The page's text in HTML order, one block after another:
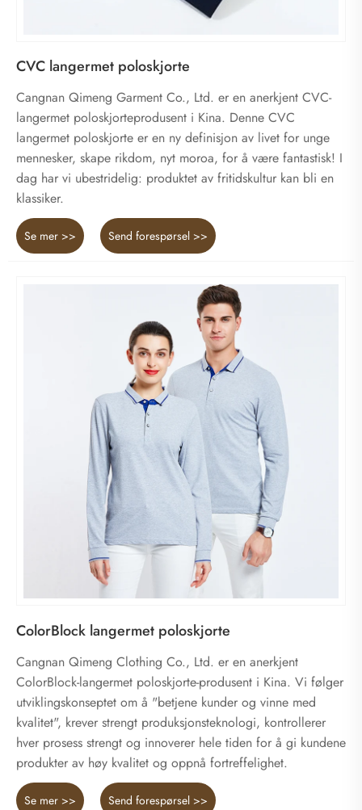
CVC langermet poloskjorte
Cangnan Qimeng Garment Co., Ltd. er en anerkjent CVC-
langermet poloskjorteprodusent i Kina. Denne CVC
langermet poloskjorte er en ny definisjon av livet for unge
mennesker, skape rikdom, nyt moroa, for å være fantastisk! I
dag har vi ubestridelig: produktet av fritidskultur kan bli en
klassiker.
Se mer >> Send forespørsel >>
ColorBlock langermet poloskjorte
Cangnan Qimeng Clothing Co., Ltd. er en anerkjent
ColorBlock-langermet poloskjorte-produsent i Kina. Vi følger
utviklingskonseptet om å "betjene kunder og vinne med
kvalitet", krever strengt produksjonsteknologi, kontrollerer
hver prosess strengt og innoverer hele tiden for å gi kundene
produkter av høy kvalitet og oppnå fortreffelighet.
Se mer >> Send forespørsel >>